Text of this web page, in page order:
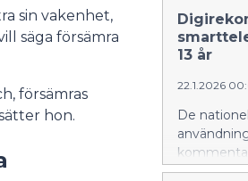
sin vakenhet,
säga försämra
försämras
hon.
Ärenden
grad
13 år
22.1.2026
De
en